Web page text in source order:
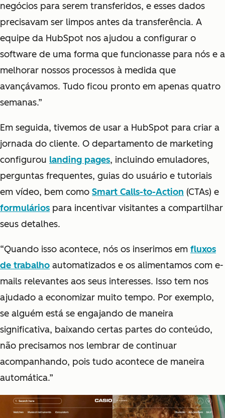
negócios para serem transferidos, e esses dados
precisavam ser limpos antes da transferência. A
equipe da HubSpot nos ajudou a configurar o
software de uma forma que funcionasse para nós e a
melhorar nossos processos à medida que
avançávamos. Tudo ficou pronto em apenas quatro
semanas.”
Em seguida, tivemos de usar a HubSpot para criar a
jornada do cliente. O departamento de marketing
configurou landing pages, incluindo emuladores,
perguntas frequentes, guias do usuário e tutoriais
em vídeo, bem como Smart Calls-to-Action (CTAs) e
formulários para incentivar visitantes a compartilhar
seus detalhes.
“Quando isso acontece, nós os inserimos em fluxos
de trabalho automatizados e os alimentamos com e-
mails relevantes aos seus interesses. Isso tem nos
ajudado a economizar muito tempo. Por exemplo,
se alguém está se engajando de maneira
significativa, baixando certas partes do conteúdo,
não precisamos nos lembrar de continuar
acompanhando, pois tudo acontece de maneira
automática.”